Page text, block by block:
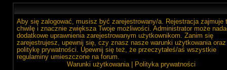
Aby się zalogować, musisz być zarejestrowany/a. Rejestracja zajmuje
chwilę i znacznie zwiększa Twoje możliwości. Administrator może
dodatkowe uprawnienia zarejestrowanym użytkownikom. Zanim się
zarejestrujesz, upewnij się, czy znasz nasze warunki użytkowania oraz
politykę prywatności. Upewnij się też, że przeczytałeś/aś wszystkie
regulaminy umieszczone na forum.
Warunki użytkowania| Polityka prywatności